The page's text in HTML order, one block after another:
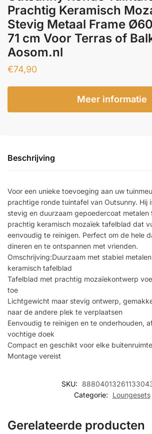
Prachtig Keramisch
Stevig Metaal Frame
71 cm Voor Terras of
Aosom.nl
€74,90
Meer informatie
Beschrijving
Voor een unieke toevoeging aan uw
prachtige ronde tuintafel van Outsunny. Hij
stevig en duurzaam gepoedercoat metalen
prachtig keramisch mozaïek tafelblad dat
eenvoudig te reinigen. Perfect om de hele
dineren en te ontspannen met vrienden.
Omschrijving:Duurzaam met stabiel
keramisch tafelblad
Tafelblad met prachtig mozaïekontwerp
toe
Lichtgewicht maar stevig ontwerp,
naar de andere plek te verplaatsen
Eenvoudig te reinigen en te onderhouden,
vochtige doek
Compact en geschikt voor elke buitenruimte
Montage vereist
SKU:
Categorie:
Loungesets
Gerelateerde producten